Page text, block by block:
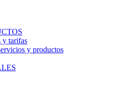
y tarifas
y productos